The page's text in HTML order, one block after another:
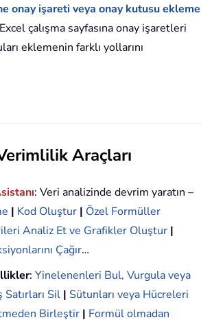
onay işareti veya onay kutusu ekleme
çalışma sayfasına onay işaretleri
eklemenin farklı yollarını
Araçları
: Veri analizinde devrim yaratın –
| Kod Oluştur | Özel Formüller
Analiz Et ve Grafikler Oluştur |
Çağır…
: Yinelenenleri Bul, Vurgula veya
Satırları Sil | Sütunları veya Hücreleri
Birleştir | Formül olmadan